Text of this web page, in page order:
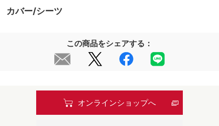
カバー/シーツ
この商品をシェアする：
オンラインショップへ